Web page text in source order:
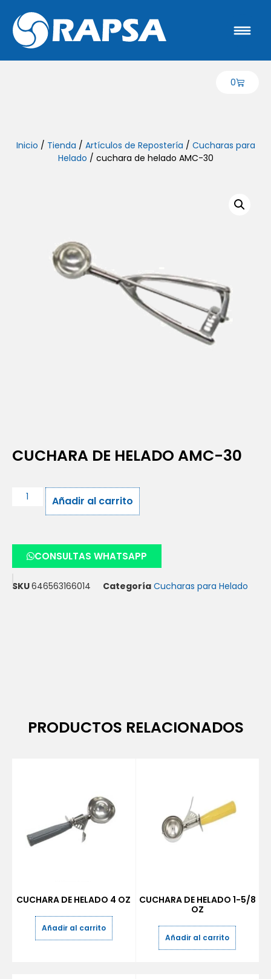
0
Inicio / Tienda / Artículos de Repostería / Cucharas para
Helado / cuchara de helado AMC-30
CUCHARA DE HELADO AMC-30
Añadir al carrito
CONSULTAS WHATSAPP
SKU646563166014 Categoría Cucharas para Helado
PRODUCTOS RELACIONADOS
CUCHARA DE HELADO 4 OZ
Añadir al carrito
CUCHARA DE HELADO 1-5/8
OZ
Añadir al carrito